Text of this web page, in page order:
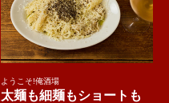
ようこそ!俺酒場
太麺も細麺もショートも